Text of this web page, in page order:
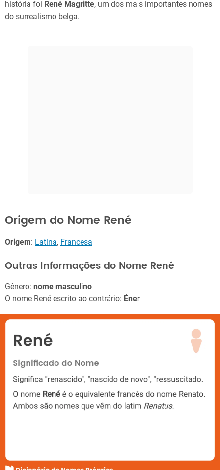
história foi René Magritte, um dos mais importantes nomes
do surrealismo belga.
Origem do Nome René
Origem: Latina, Francesa
Outras Informações do Nome René
Gênero: nome masculino
O nome René escrito ao contrário: Éner